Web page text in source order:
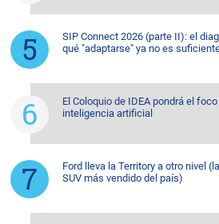
SIP Connect 2026 (parte II): el
qué "adaptarse" ya no es
El Coloquio de IDEA pondrá el
inteligencia artificial
Ford lleva la Territory a otro nivel
SUV más vendido del país)